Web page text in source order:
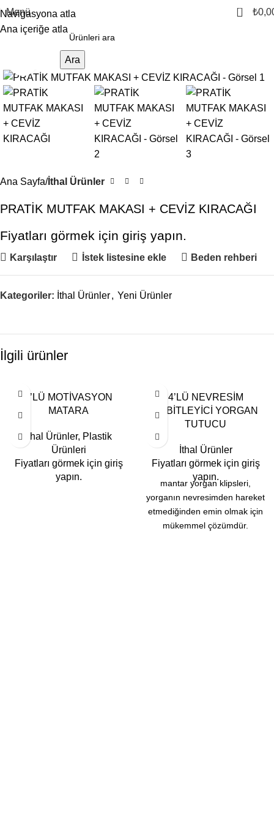
Navigasyona atla
Ana içeriğe atla
Menü 0 ₺
Ara
Büyütmek için tıklayın
Ana Sayfa İthal Ürünler
PRATİK MUTFAK MAKASI + CEVİZ KIRACAĞI
Fiyatları görmek için giriş yapın.
Karşılaştır İstek listesine ekle Beden rehberi
Kategoriler: İthal Ürünler, Yeni Ürünler
İlgili ürünler
3’LÜ MOTİVASYON
MATARA
İthal Ürünler, Plastik
Ürünleri
Fiyatları görmek için giriş
yapın.
4’LÜ NEVRESİM
SABİTLEYİCİ YORGAN
TUTUCU
İthal Ürünler
Fiyatları görmek için giriş
yapın.
mantar yorgan klipsleri,
yorganın nevresimden hareket
etmediğinden emin olmak için
mükemmel çözümdür.